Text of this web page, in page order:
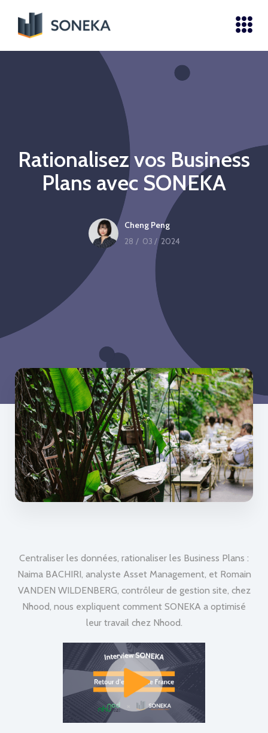
Rationalisez vos Business
Plans avec SONEKA
Cheng Peng
28 / 03 / 2024
Centraliser les données, rationaliser les Business Plans :
Naima BACHIRI, analyste Asset Management, et Romain
VANDEN WILDENBERG, contrôleur de gestion site, chez
Nhood, nous expliquent comment SONEKA a optimisé
leur travail chez Nhood.